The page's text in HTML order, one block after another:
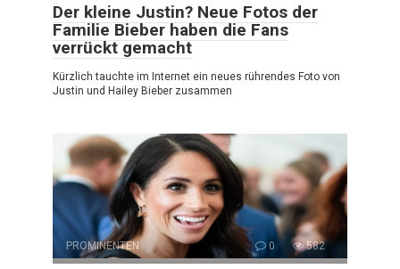
Der kleine Justin? Neue Fotos der
Familie Bieber haben die Fans
verrückt gemacht
Kürzlich tauchte im Internet ein neues rührendes Foto von
Justin und Hailey Bieber zusammen
PROMINENTEN 0 582